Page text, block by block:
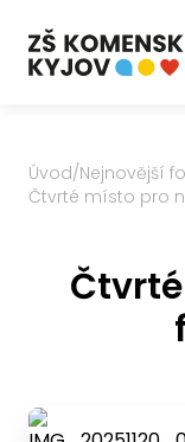
Úvod/Nejnovější
Čtvrté místo pro